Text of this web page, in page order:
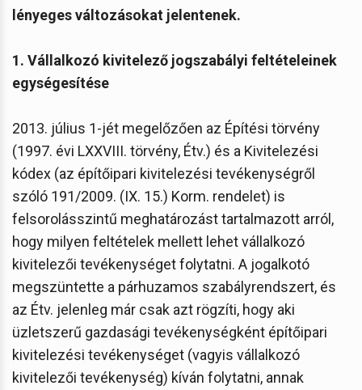
lényeges változásokat jelentenek.
1. Vállalkozó kivitelező jogszabályi feltételeinek
egységesítése
2013. július 1-jét megelőzően az Építési törvény
(1997. évi LXXVIII. törvény, Étv.) és a Kivitelezési
kódex (az építőipari kivitelezési tevékenységről
szóló 191/2009. (IX. 15.) Korm. rendelet) is
felsorolásszintű meghatározást tartalmazott arról,
hogy milyen feltételek mellett lehet vállalkozó
kivitelezői tevékenységet folytatni. A jogalkotó
megszüntette a párhuzamos szabályrendszert, és
az Étv. jelenleg már csak azt rögzíti, hogy aki
üzletszerű gazdasági tevékenységként építőipari
kivitelezési tevékenységet (vagyis vállalkozó
kivitelezői tevékenység) kíván folytatni, annak